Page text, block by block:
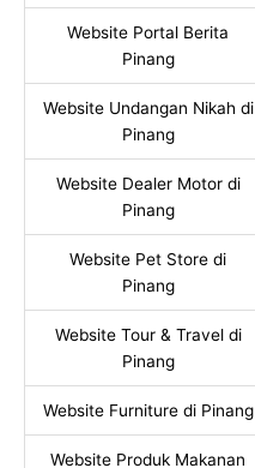
Website Portal Berita
Pinang
Website Undangan Nikah di
Pinang
Website Dealer Motor di
Pinang
Website Pet Store di
Pinang
Website Tour & Travel di
Pinang
Website Furniture di Pinang
Website Produk Makanan